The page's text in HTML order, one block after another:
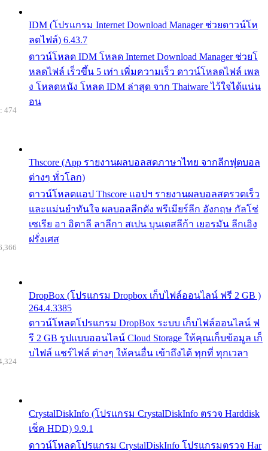
IDM (โปรแกรม Internet Download Manager ช่วยดาวน์โห
ลดไฟล์) 6.43.7
ดาวน์โหลด IDM โหลด Internet Download Manager ช่วยโ
หลดไฟล์ เร็วขึ้น 5 เท่า เพิ่มความเร็ว ดาวน์โหลดไฟล์ เพล
ง โหลดหนัง โหลด IDM ล่าสุด จาก Thaiware ไว้ใจได้แน่น
อน
Thscore (App รายงานผลบอลสดภาษาไทย จากลีกฟุตบอล
ต่างๆ ทั่วโลก)
ดาวน์โหลดแอป Thscore แอปฯ รายงานผลบอลสดรวดเร็ว
และแม่นยำทันใจ ผลบอลลีกดัง พรีเมียร์ลีก อังกฤษ กัลโช่
เซเรีย อา อิตาลี ลาลีกา สเปน บุนเดสลีก้า เยอรมัน ลีกเอิง
ฝรั่งเศส
474
DropBox (โปรแกรม Dropbox เก็บไฟล์ออนไลน์ ฟรี 2 GB )
264.4.3385
ดาวน์โหลดโปรแกรม DropBox ระบบ เก็บไฟล์ออนไลน์ ฟ
รี 2 GB รูปแบบออนไลน์ Cloud Storage ให้คุณเก็บข้อมูล เก็
บไฟล์ แชร์ไฟล์ ต่างๆ ให้คนอื่น เข้าถึงได้ ทุกที่ ทุกเวลา
CrystalDiskInfo (โปรแกรม CrystalDiskInfo ตรวจ Harddisk
เช็ค HDD) 9.9.1
ดาวน์โหลดโปรแกรม CrystalDiskInfo โปรแกรมตรวจ Har